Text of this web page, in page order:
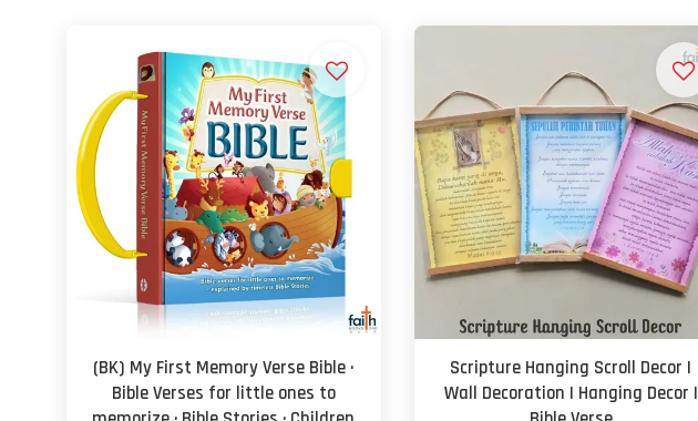
(BK) My First Memory Verse Bible ·
Bible Verses for little ones to
Scripture Hanging Scroll Decor |
Wall Decoration | Hanging Decor |